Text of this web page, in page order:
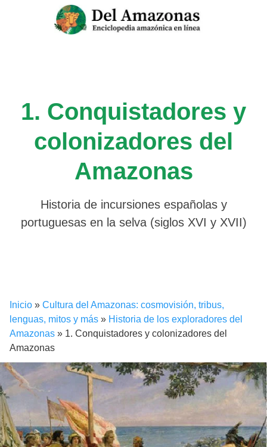
1. Conquistadores y
colonizadores del
Amazonas
Historia de incursiones españolas y
portuguesas en la selva (siglos XVI y XVII)
Inicio » Cultura del Amazonas: cosmovisión, tribus,
lenguas, mitos y más » Historia de los exploradores del
Amazonas » 1. Conquistadores y colonizadores del
Amazonas